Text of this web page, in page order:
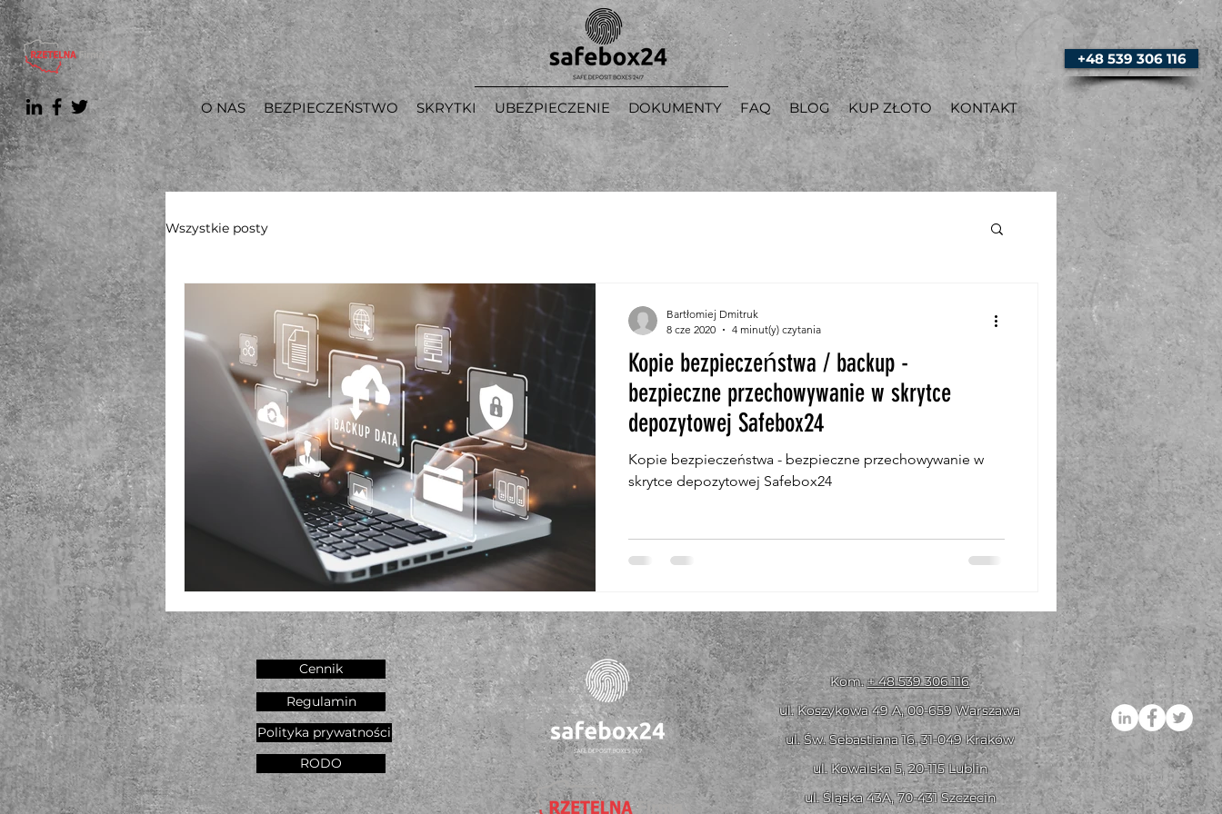
O NAS BEZPIECZEŃSTWO SKRYTKI UBEZPIECZENIE DOKUMENTY FAQ BLOG KUP ZŁOTO KONTAKT
+48 539 306 116
Wszystkie posty
Kopie bezpieczeństwa / backup -
bezpieczne przechowywanie w skrytce
depozytowej Safebox24
Kopie bezpieczeństwa - bezpieczne przechowywanie w
skrytce depozytowej Safebox24
Bartłomiej Dmitruk
8 cze 2020
4 minut(y) czytania
Cennik
Regulamin
Polityka prywatności
RODO
Kom.+ 48 539 306 116
ul. Koszykowa 49 A,00-659 Warszawa
ul. Św. Sebastiana 16, 31-049 Kraków
ul. Kowalska 5, 20-115 Lublin
ul. Śląska 43A, 70-431 Szczecin